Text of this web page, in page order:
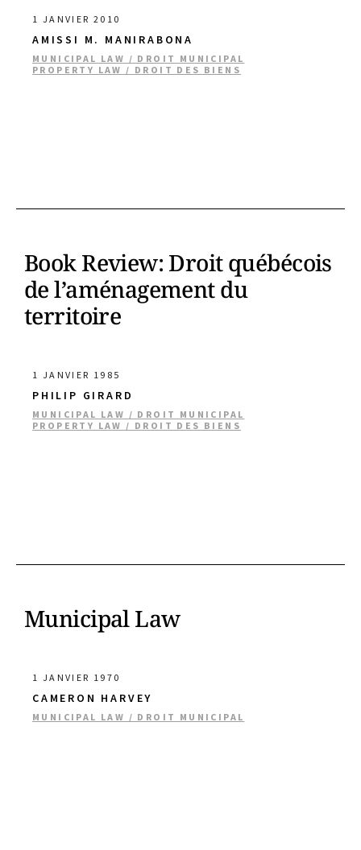
1 JANVIER 2010
AMISSI M. MANIRABONA
MUNICIPAL LAW / DROIT MUNICIPAL
PROPERTY LAW / DROIT DES BIENS
Book Review: Droit québécois
de l’aménagement du
territoire
1 JANVIER 1985
PHILIP GIRARD
MUNICIPAL LAW / DROIT MUNICIPAL
PROPERTY LAW / DROIT DES BIENS
Municipal Law
1 JANVIER 1970
CAMERON HARVEY
MUNICIPAL LAW / DROIT MUNICIPAL